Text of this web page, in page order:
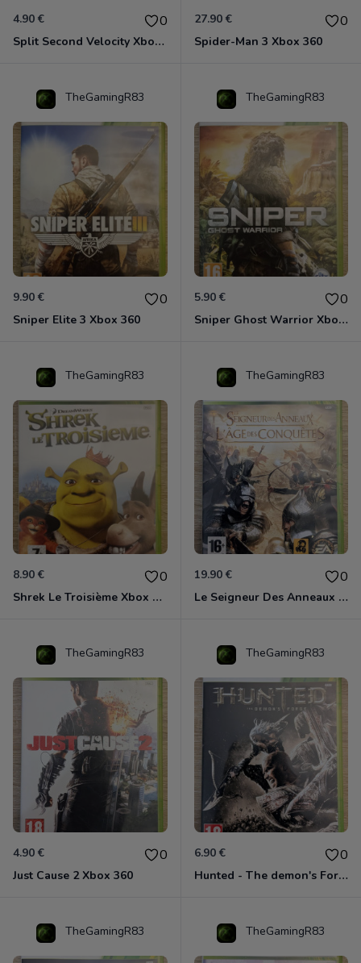
4.90 € 0
Split Second Velocity Xbox 360
27.90 € 0
Spider-Man 3 Xbox 360
TheGamingR83
9.90 € 0
Sniper Elite 3 Xbox 360
TheGamingR83
5.90 € 0
Sniper Ghost Warrior Xbox 360
TheGamingR83
8.90 € 0
Shrek Le Troisième Xbox 360
TheGamingR83
19.90 € 0
Le Seigneur Des Anneaux - L'âge Des Conquêtes Xbox 360
TheGamingR83
4.90 € 0
Just Cause 2 Xbox 360
TheGamingR83
6.90 € 0
Hunted - The demon's Forge Xbox 360 (Complet CIB)
TheGamingR83 TheGamingR83